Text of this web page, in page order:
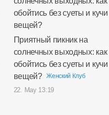
Приятный пикник на
солнечных выходных: как
обойтись без суеты и кучи
вещей?
Женский Клуб
22. May 13:19